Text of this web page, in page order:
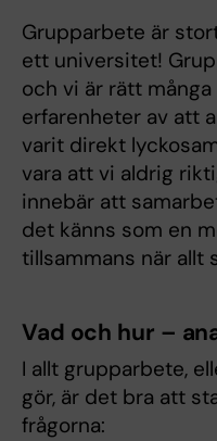
Grupparbete är
ett universitet!
och vi är rätt
erfarenheter av att
varit direkt
vara att vi aldrig
innebär att
det känns som en
tillsammans när allt
Vad och hur –
I allt grupparbete,
gör, är det bra att
frågorna: